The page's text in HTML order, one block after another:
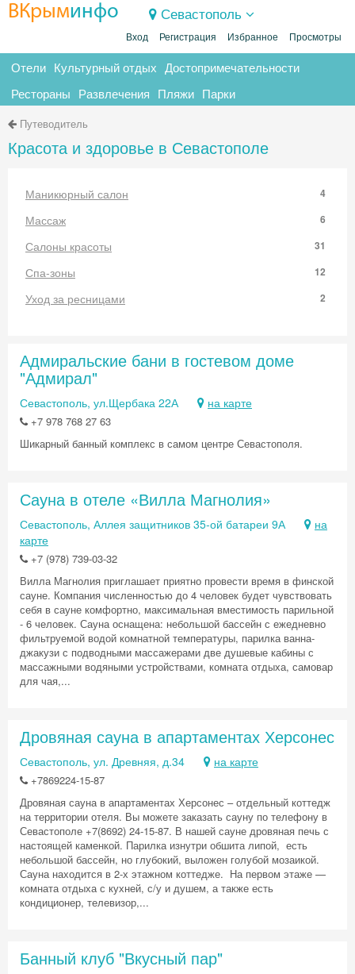
ВКрыминфо Севастополь
Вход Регистрация Избранное Просмотры
Отели Культурный отдых Достопримечательности
Рестораны Развлечения Пляжи Парки
Путеводитель
Красота и здоровье в Севастополе
Маникюрный салон 4
Массаж 6
Салоны красоты 31
Спа-зоны 12
Уход за ресницами 2
Адмиральские бани в гостевом доме
"Адмирал"
Севастополь, ул.Щербака 22А на карте
+7 978 768 27 63
Шикарный банный комплекс в самом центре Севастополя.
Сауна в отеле «Вилла Магнолия»
Севастополь, Аллея защитников 35-ой батареи 9А
на
карте
+7 (978) 739-03-32
Вилла Магнолия приглашает приятно провести время в финской
сауне. Компания численностью до 4 человек будет чувствовать
себя в сауне комфортно, максимальная вместимость парильной
- 6 человек. Сауна оснащена: небольшой бассейн с ежедневно
фильтруемой водой комнатной температуры, парилка ванна-
джакузи с подводными массажерами две душевые кабины с
массажными водяными устройствами, комната отдыха, самовар
для чая,...
Дровяная сауна в апартаментах Херсонес
Севастополь, ул. Древняя, д.34 на карте
+7869224-15-87
Дровяная сауна в апартаментах Херсонес – отдельный коттедж
на территории отеля. Вы можете заказать сауну по телефону в
Севастополе +7(8692) 24-15-87. В нашей сауне дровяная печь с
настоящей каменкой. Парилка изнутри обшита липой, есть
небольшой бассейн, но глубокий, выложен голубой мозаикой.
Сауна находится в 2-х этажном коттедже. На первом этаже —
комната отдыха с кухней, с/у и душем, а также есть
кондиционер, телевизор,...
Банный клуб "Вкусный пар"